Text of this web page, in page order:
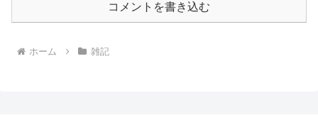
コメントを書き込む
ホーム 雑記